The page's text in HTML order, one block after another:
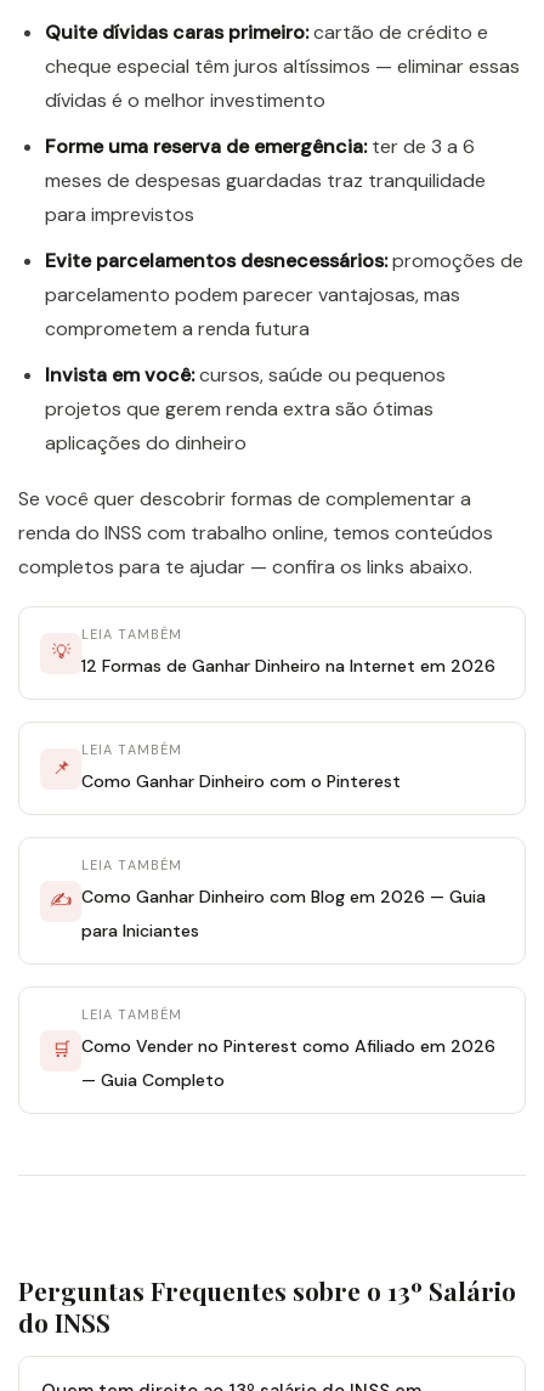
Quite dívidas caras primeiro:cartão de crédito e
cheque especial têm juros altíssimos — eliminar essas
dívidas é o melhor investimento
Forme uma reserva de emergência:ter de 3 a 6
meses de despesas guardadas traz tranquilidade
para imprevistos
Evite parcelamentos desnecessários:promoções de
parcelamento podem parecer vantajosas, mas
comprometem a renda futura
Invista em você:cursos, saúde ou pequenos
projetos que gerem renda extra são ótimas
aplicações do dinheiro
Se você quer descobrir formas de complementar a
renda do INSS com trabalho online, temos conteúdos
completos para te ajudar — confira os links abaixo.
💡
LEIA TAMBÉM
12 Formas de Ganhar Dinheiro na Internet em 2026
📌
LEIA TAMBÉM
Como Ganhar Dinheiro com o Pinterest
✍
LEIA TAMBÉM
Como Ganhar Dinheiro com Blog em 2026 — Guia
para Iniciantes
🛒
LEIA TAMBÉM
Como Vender no Pinterest como Afiliado em 2026
— Guia Completo
Perguntas Frequentes sobre o 13º Salário
do INSS